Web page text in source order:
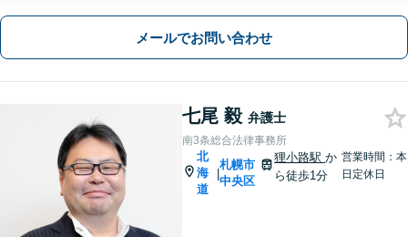
メールでお問い合わせ
七尾 毅 弁護士
南3条総合法律事務所
北
海
道
|
札幌市
中央区
狸小路駅か
ら徒歩1分
営業時間：本
日定休日